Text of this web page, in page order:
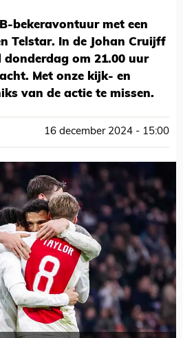
bekeravontuur met een
Telstar. In de Johan Cruijff
om 21.00 uur
Met onze kijk- en
van de actie te missen.
16 december 2024 - 15:00